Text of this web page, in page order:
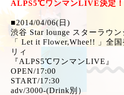
ALPS5℃ワンマンLIVE決定！
■2014/04/06(日)
渋谷 Star lounge スターラウン
「 Let it Flower,Whee!! 」全
リィ
『ALPS5℃ワンマンLIVE』
OPEN/17:00
START/17:30
adv/3000-(Drink別）